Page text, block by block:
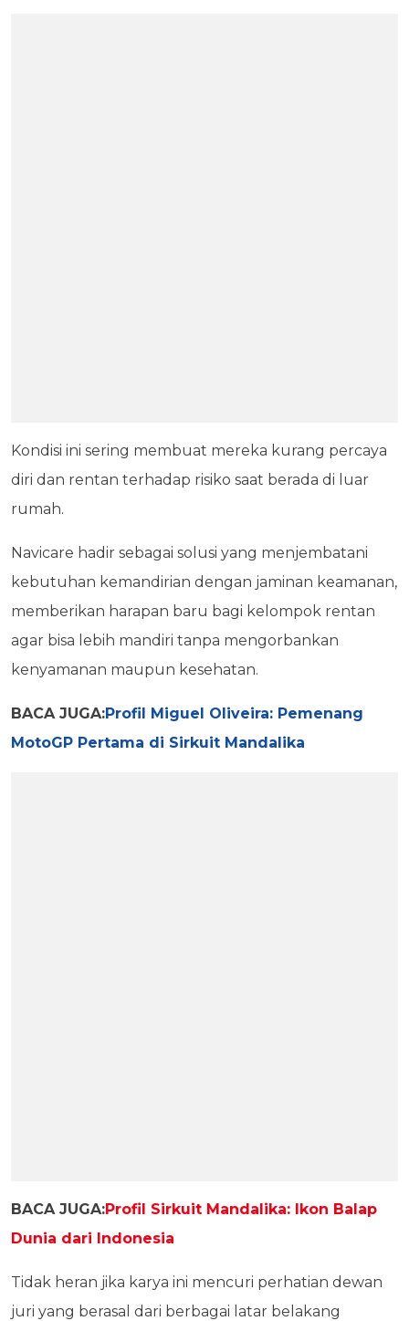
Kondisi ini sering membuat mereka kurang percaya
diri dan rentan terhadap risiko saat berada di luar
rumah.
Navicare hadir sebagai solusi yang menjembatani
kebutuhan kemandirian dengan jaminan keamanan,
memberikan harapan baru bagi kelompok rentan
agar bisa lebih mandiri tanpa mengorbankan
kenyamanan maupun kesehatan.
BACA JUGA:Profil Miguel Oliveira: Pemenang
MotoGP Pertama di Sirkuit Mandalika
BACA JUGA:Profil Sirkuit Mandalika: Ikon Balap
Dunia dari Indonesia
Tidak heran jika karya ini mencuri perhatian dewan
juri yang berasal dari berbagai latar belakang